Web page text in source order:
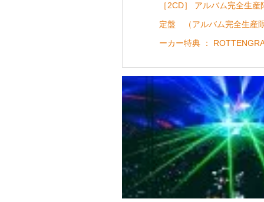
［2CD］ アルバム完全生
定盤 （アルバム完全生産
ーカー特典 ：